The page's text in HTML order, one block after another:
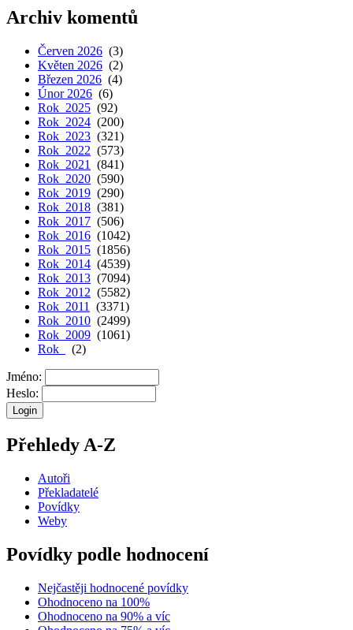
Archiv komentů
Červen 2026 (3)
Květen 2026 (2)
Březen 2026 (4)
Únor 2026 (6)
Rok 2025 (92)
Rok 2024 (200)
Rok 2023 (321)
Rok 2022 (573)
Rok 2021
(841)
Rok 2020 (590)
Rok 2019 (290)
Rok 2018 (381)
Rok 2017 (506)
Rok 2016 (1042)
Rok 2015 (1856)
Rok 2014 (4539)
Rok 2013 (7094)
Rok 2012 (5582)
Rok 2011
(3371)
Rok 2010 (2499)
Rok 2009 (1061)
Rok
(2)
Jméno:
Heslo:
Přehledy A-Z
Autoři
Překladatelé
Povídky
Weby
Povídky podle hodnocení
Nejčastěji hodnocené povídky
Ohodnoceno na 100%
Ohodnoceno na 90% a víc